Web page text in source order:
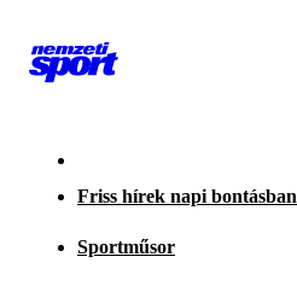
Friss hírek napi bontásban
Sportműsor